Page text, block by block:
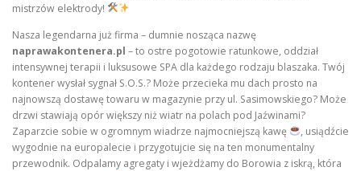
mistrzów elektrody!
Nasza legendarna już firma – dumnie nosząca nazwę
naprawakontenera.pl – to ostre pogotowie ratunkowe, oddział
intensywnej terapii i luksusowe SPA dla każdego rodzaju blaszaka. Twój
kontener wysłał sygnał S.O.S.? Może przecieka mu dach prosto na
najnowszą dostawę towaru w magazynie przy ul. Sasimowskiego? Może
drzwi stawiają opór większy niż wiatr na polach pod Jaźwinami?
Zaparzcie sobie w ogromnym wiadrze najmocniejszą kawę
, usiądźcie
wygodnie na europalecie i przygotujcie się na ten monumentalny
przewodnik. Odpalamy agregaty i wjeżdżamy do Borowia z iskrą, która